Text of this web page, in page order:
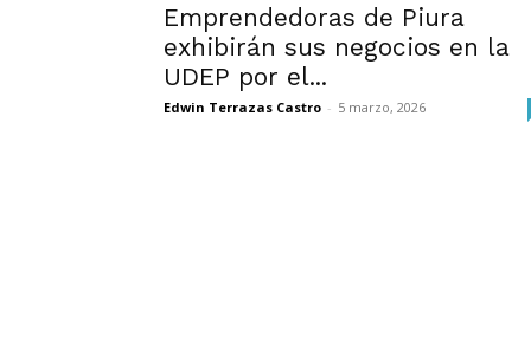
Emprendedoras de Piura
exhibirán sus negocios en la
UDEP por el...
Edwin Terrazas Castro - 5 marzo, 2026